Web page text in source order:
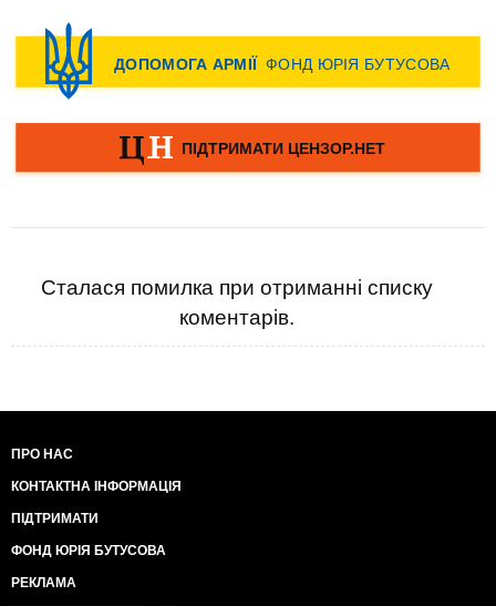
Сталася помилка при отриманні списку
коментарів.
ПРО НАС
КОНТАКТНА ІНФОРМАЦІЯ
ПІДТРИМАТИ
ФОНД ЮРІЯ БУТУСОВА
РЕКЛАМА